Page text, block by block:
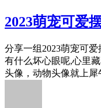
2023萌宠可爱
分享一组2023萌宠可
有什么坏心眼呢,心里
头像，动物头像就上犀